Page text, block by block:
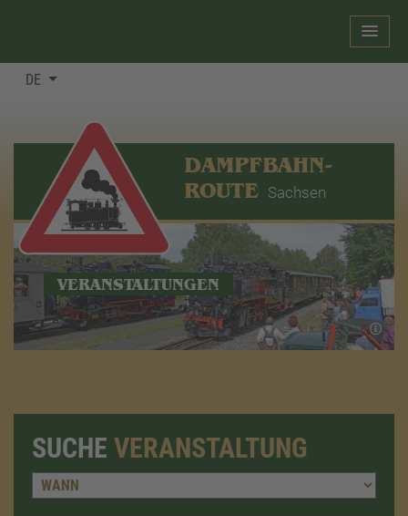
DE
DAMPFBAHN-
ROUTE Sachsen
VERANSTALTUNGEN
SUCHE VERANSTALTUNG